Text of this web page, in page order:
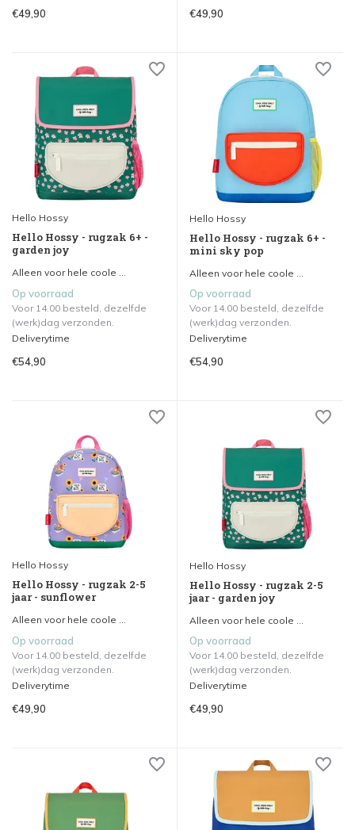
€49,90 €49,90
Hello Hossy
Hello Hossy - rugzak 6+ -
garden joy
Alleen voor hele coole ...
Op voorraad
Voor 14.00 besteld, dezelfde
(werk)dag verzonden.
Deliverytime
€54,90
Hello Hossy
Hello Hossy - rugzak 6+ -
mini sky pop
Alleen voor hele coole ...
Op voorraad
Voor 14.00 besteld, dezelfde
(werk)dag verzonden.
Deliverytime
€54,90
Hello Hossy
Hello Hossy - rugzak 2-5
jaar - sunflower
Alleen voor hele coole ...
Op voorraad
Voor 14.00 besteld, dezelfde
(werk)dag verzonden.
Deliverytime
€49,90
Hello Hossy
Hello Hossy - rugzak 2-5
jaar - garden joy
Alleen voor hele coole ...
Op voorraad
Voor 14.00 besteld, dezelfde
(werk)dag verzonden.
Deliverytime
€49,90